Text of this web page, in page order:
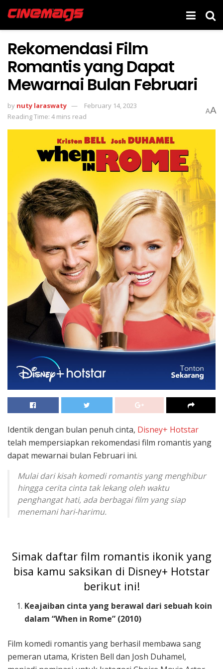
Rekomendasi Film
Romantis yang Dapat
Mewarnai Bulan Februari
by nuty laraswaty
February 14, 2023
Reading Time: 4 mins read
AA
Identik dengan bulan penuh cinta, Disney+ Hotstar
telah mempersiapkan rekomendasi film romantis yang
dapat mewarnai bulan Februari ini.
Mulai dari kisah komedi romantis yang menghibur
hingga cerita cinta tak lekang oleh waktu
penghangat hati, ada berbagai film yang siap
menemani hari-harimu.
Simak daftar film romantis ikonik yang
bisa kamu saksikan di Disney+ Hotstar
berikut ini!
Keajaiban cinta yang berawal dari sebuah koin
dalam “When in Rome” (2010)
Film komedi romantis yang berhasil membawa sang
pemeran utama, Kristen Bell dan Josh Duhamel,